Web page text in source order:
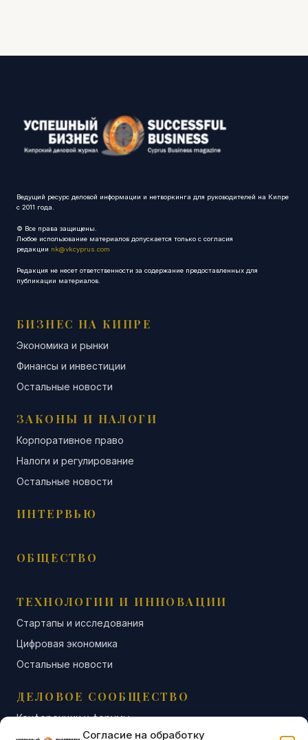
Согласие на обработку
Ведущий ресурс деловой информации и нетворкинга для руководителей на Кипре
с 2011 года.
© Все права защищены.
Любое использование материалов допускается только с согласия
редакции nk@vkcyprus.com
Редакция не несет ответственности за содержание предоставленных для
публикации материалов.
БИЗНЕС НА КИПРЕ
Экономика и рынки
Финансы и инвестиции
Остальные новости
ЗАКОНЫ И НАЛОГИ
Корпоративное право
Налоги и регулирование
Остальные новости
ИНТЕРВЬЮ
ОБЩЕСТВО
ТЕХНОЛОГИИ И ИННОВАЦИИ
Стартапы и исследования
Цифровая экономика
Остальные новости
ДЕЛОВОЕ СООБЩЕСТВО
Конференции и форумы